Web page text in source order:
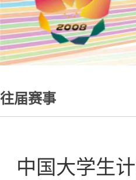
往届赛事
中国大学生